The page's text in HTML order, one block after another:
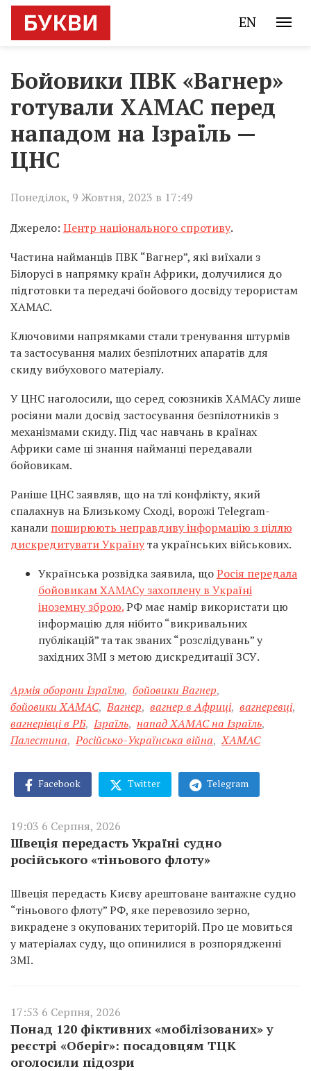
EN
Бойовики ПВК «Вагнер»
готували ХАМАС перед
нападом на Ізраїль —
ЦНС
Понеділок, 9 Жовтня, 2023 в 17:49
Джерело: Центр національного спротиву.
Частина найманців ПВК “Вагнер”, які виїхали з
Білорусі в напрямку країн Африки, долучилися до
підготовки та передачі бойового досвіду терористам
ХАМАС.
Ключовими напрямками стали тренування штурмів
та застосування малих безпілотних апаратів для
скиду вибухового матеріалу.
У ЦНС наголосили, що серед союзників ХАМАСу лише
росіяни мали досвід застосування безпілотників з
механізмами скиду. Під час навчань в країнах
Африки саме ці знання найманці передавали
бойовикам.
Раніше ЦНС заявляв, що на тлі конфлікту, який
спалахнув на Близькому Сході, ворожі Telegram-
канали поширюють неправдиву інформацію з ціллю
дискредитувати Українута українських військових.
Українська розвідка заявила, щоРосія передала
бойовикам ХАМАСу захоплену в Україні
іноземну зброю.РФ має намір використати цю
інформацію для нібито “викривальних
публікацій” та так званих “розслідувань” у
західних ЗМІ з метою дискредитації ЗСУ.
Армія оборони Ізраїлю, бойовики Вагнер,
бойовики ХАМАС, Вагнер, вагнер в Африці, вагнеревці,
вагнерівці в РБ, Ізраїль, напад ХАМАС на Ізраїль,
Палестина, Російсько-Українська війна, ХАМАС
Facebook Twitter Telegram
19:03 6 Серпня, 2026
Швеція передасть Україні судно
російського «тіньового флоту»
Швеція передасть Києву арештоване вантажне судно
“тіньового флоту” РФ, яке перевозило зерно,
викрадене з окупованих територій. Про це мовиться
у матеріалах суду, що опинилися в розпорядженні
ЗМІ.
17:53 6 Серпня, 2026
Понад 120 фіктивних «мобілізованих» у
реєстрі «Оберіг»: посадовцям ТЦК
оголосили підозри